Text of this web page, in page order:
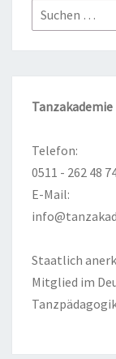
Suchen
nach:
Telefon:
0511 - 262 48
E-Mail:
Staatlich
Mitglied im
Tanzpädagogik